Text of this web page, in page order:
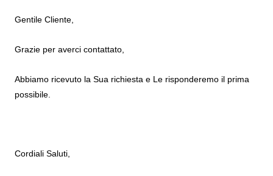
Trova
il
tuo
volo
Gentile Cliente,
Grazie per averci contattato,
Abbiamo ricevuto la Sua richiesta e Le risponderemo il prima
possibile.
Cordiali Saluti,